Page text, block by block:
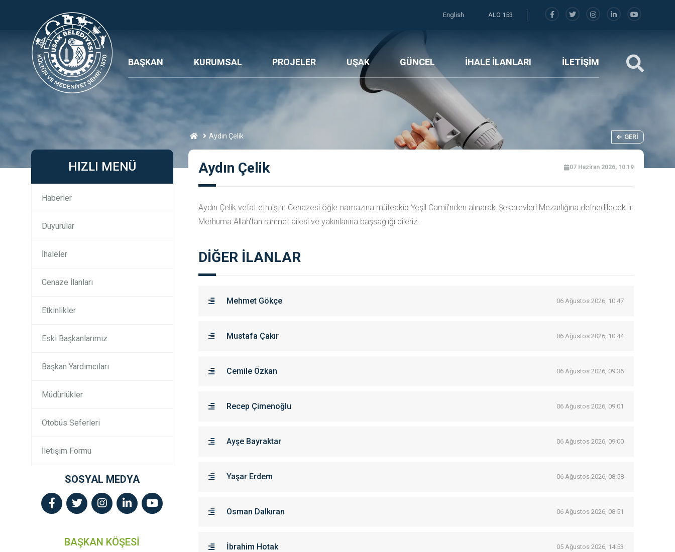
English ALO 153
BAŞKAN KURUMSAL PROJELER UŞAK GÜNCEL İHALE İLANLARI İLETİŞİM
Aydın Çelik GERI
HIZLI MENÜ
Haberler
Duyurular
İhaleler
Cenaze İlanları
Etkinlikler
Eski Başkanlarımız
Başkan Yardımcıları
Müdürlükler
Otobüs Seferleri
İletişim Formu
SOSYAL MEDYA
BAŞKAN KÖŞESİ
Aydın Çelik 07 Haziran 2026, 10:19
Aydın Çelik vefat etmiştir. Cenazesi öğle namazına müteakip Yeşil Camii'nden alınarak Şekerevleri Mezarlığına defnedilecektir.
Merhuma Allah'tan rahmet ailesi ve yakınlarına başsağlığı dileriz.
DİĞER İLANLAR
Mehmet Gökçe 06 Ağustos 2026, 10:47
Mustafa Çakır 06 Ağustos 2026, 10:44
Cemile Özkan 06 Ağustos 2026, 09:36
Recep Çimenoğlu 06 Ağustos 2026, 09:01
Ayşe Bayraktar 06 Ağustos 2026, 09:00
Yaşar Erdem 06 Ağustos 2026, 08:58
Osman Dalkıran 06 Ağustos 2026, 08:51
İbrahim Hotak 05 Ağustos 2026, 14:53